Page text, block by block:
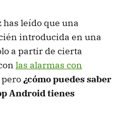
has leído que una
introducida en una
a partir de cierta
las alarmas con
pero¿cómo puedes saber
Android tienes